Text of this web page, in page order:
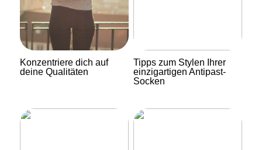
Konzentriere dich auf
deine Qualitäten
Tipps zum Stylen Ihrer
einzigartigen Antipast-
Socken